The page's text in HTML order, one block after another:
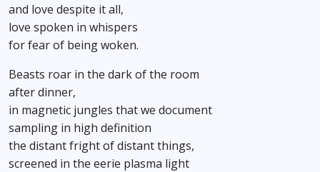
and love despite it all,
love spoken in whispers
for fear of being woken.
Beasts roar in the dark of the room
after dinner,
in magnetic jungles that we document
sampling in high definition
the distant fright of distant things,
screened in the eerie plasma light